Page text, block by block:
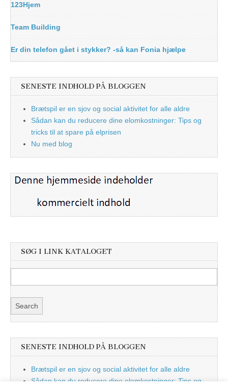
123Hjem
Team Building
Er din telefon gået i stykker? -så kan Fonia hjælpe
SENESTE INDHOLD PÅ BLOGGEN
Brætspil er en sjov og social aktivitet for alle aldre
Sådan kan du reducere dine elomkostninger: Tips og
tricks til at spare på elprisen
Nu med blog
SØG I LINK KATALOGET
SENESTE INDHOLD PÅ BLOGGEN
Brætspil er en sjov og social aktivitet for alle aldre
Sådan kan du reducere dine elomkostninger: Tips og